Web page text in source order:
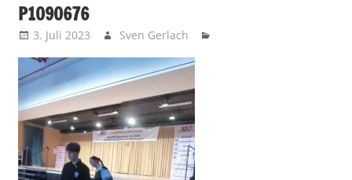
P1090676
3. Juli 2023 Sven Gerlach